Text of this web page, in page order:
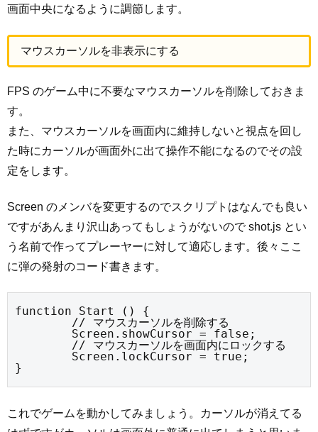
画面中央になるように調節します。
マウスカーソルを非表示にする
FPS のゲーム中に不要なマウスカーソルを削除しておきま
す。
また、マウスカーソルを画面内に維持しないと視点を回し
た時にカーソルが画面外に出て操作不能になるのでその設
定をします。
Screen のメンバを変更するのでスクリプトはなんでも良い
ですがあんまり沢山あってもしょうがないので shot.js とい
う名前で作ってプレーヤーに対して適応します。後々ここ
に弾の発射のコード書きます。
function Start () {
}
これでゲームを動かしてみましょう。カーソルが消えてる